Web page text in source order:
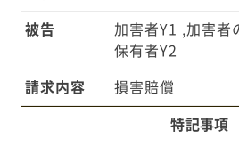
被告
加害者Y1 ,加害者
保有者Y2
請求内容 損害賠償
特記事項